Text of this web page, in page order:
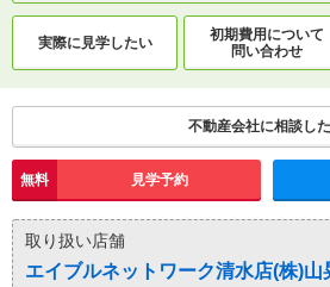
実際に 見学したい
初期費用について
問い合わせ
不動産会社に相談し
無料 見学予約
取り扱い店舗
エイブルネットワーク清水店(株)山